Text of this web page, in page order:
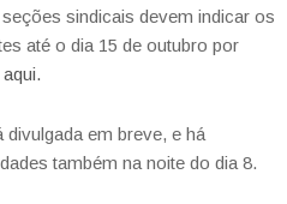
sindicais devem indicar os
até o dia 15 de outubro por
aqui.
em breve, e há
também na noite do dia 8.